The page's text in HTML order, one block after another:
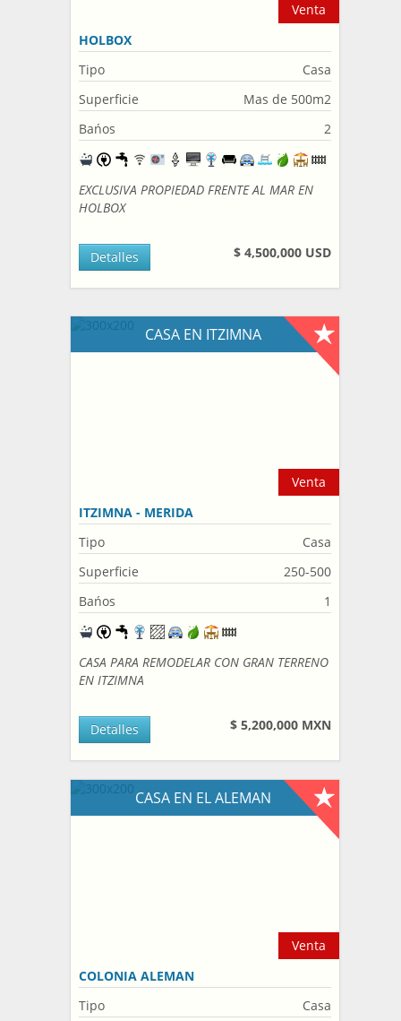
Venta
HOLBOX
Tipo
Casa
Superficie
Mas de 500m2
Bańos
2
EXCLUSIVA PROPIEDAD FRENTE AL MAR EN
HOLBOX
$ 4,500,000 USD
Detalles
CASA EN ITZIMNA
Venta
ITZIMNA - MERIDA
Tipo
Casa
Superficie
250-500
Bańos
1
CASA PARA REMODELAR CON GRAN TERRENO
EN ITZIMNA
$ 5,200,000 MXN
Detalles
CASA EN EL ALEMAN
Venta
COLONIA ALEMAN
Tipo
Casa